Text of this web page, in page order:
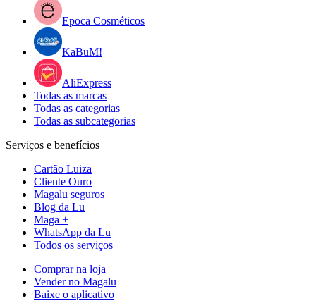
Epoca Cosméticos
KaBuM!
AliExpress
Todas as marcas
Todas as categorias
Todas as subcategorias
Serviços e benefícios
Cartão Luiza
Cliente Ouro
Magalu seguros
Blog da Lu
Maga +
WhatsApp da Lu
Todos os serviços
Comprar na loja
Vender no Magalu
Baixe o aplicativo